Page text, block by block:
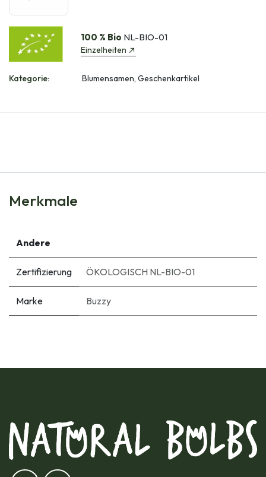
100 % Bio NL-BIO-01
Einzelheiten
Kategorie: Blumensamen, Geschenkartikel
Merkmale
Andere
Zertifizierung ÖKOLOGISCH NL-BIO-01
Marke Buzzy